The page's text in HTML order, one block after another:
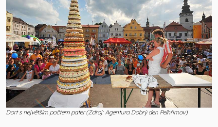
Dort s největším počtem pater (Zdroj: Agentura Dobrý den Pelhřimov)